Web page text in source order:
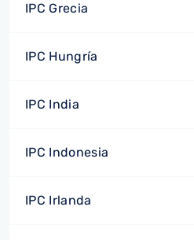
IPC Grecia
IPC Hungría
IPC India
IPC Indonesia
IPC Irlanda